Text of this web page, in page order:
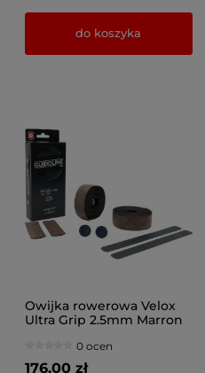
do koszyka
Owijka rowerowa Velox
Ultra Grip 2.5mm Marron
0 ocen
176,00 zł